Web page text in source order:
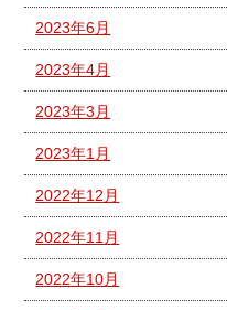
2023年6月
2023年4月
2023年3月
2023年1月
2022年12月
2022年11月
2022年10月